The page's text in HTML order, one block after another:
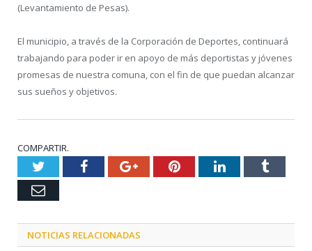
(Levantamiento de Pesas).
El municipio, a través de la Corporación de Deportes, continuará
trabajando para poder ir en apoyo de más deportistas y jóvenes
promesas de nuestra comuna, con el fin de que puedan alcanzar
sus sueños y objetivos.
COMPARTIR.
TwitterFacebookGoogle+PinterestLinkedInTumblr
Email
NOTICIAS RELACIONADAS